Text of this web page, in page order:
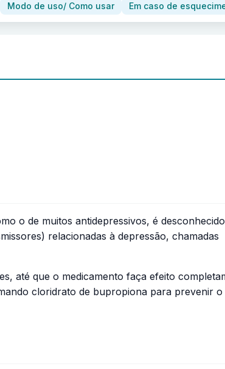
Modo de uso/ Como usar Em caso de
o de muitos antidepressivos, é
relacionadas à depressão, chamadas
até que o medicamento faça efeito
cloridrato de bupropiona para prevenir